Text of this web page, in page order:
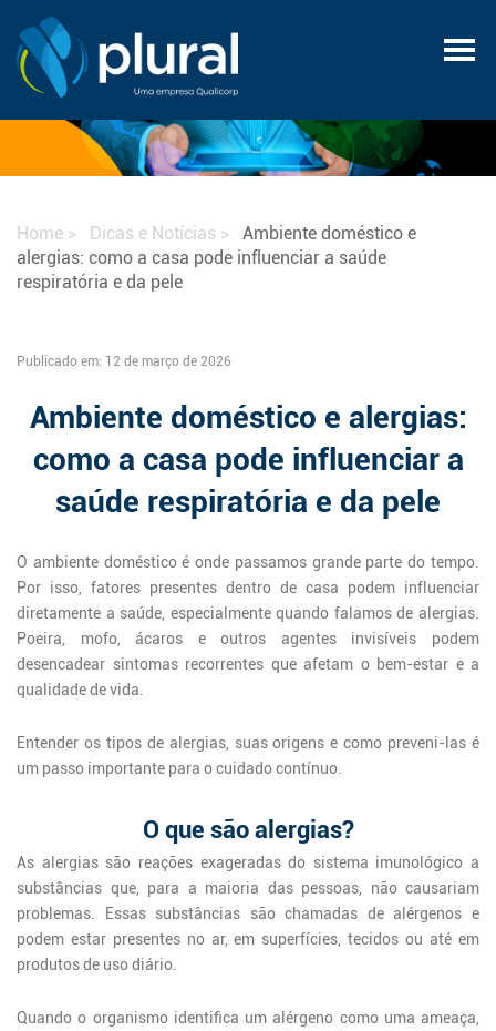
Home Dicas e Notícias
Ambiente doméstico e
alergias: como a casa pode influenciar a saúde
respiratória e da pele
Publicado em: 12 de março de 2026
Ambiente doméstico e alergias:
como a casa pode influenciar a
saúde respiratória e da pele
O ambiente doméstico é onde passamos grande parte do tempo.
Por isso, fatores presentes dentro de casa podem influenciar
diretamente a saúde, especialmente quando falamos de alergias.
Poeira, mofo, ácaros e outros agentes invisíveis podem
desencadear sintomas recorrentes que afetam o bem-estar e a
qualidade de vida.
Entender os tipos de alergias, suas origens e como preveni-las é
um passo importante para o cuidado contínuo.
O que são alergias?
As alergias são reações exageradas do sistema imunológico a
substâncias que, para a maioria das pessoas, não causariam
problemas. Essas substâncias são chamadas de alérgenos e
podem estar presentes no ar, em superfícies, tecidos ou até em
produtos de uso diário.
Quando o organismo identifica um alérgeno como uma ameaça,